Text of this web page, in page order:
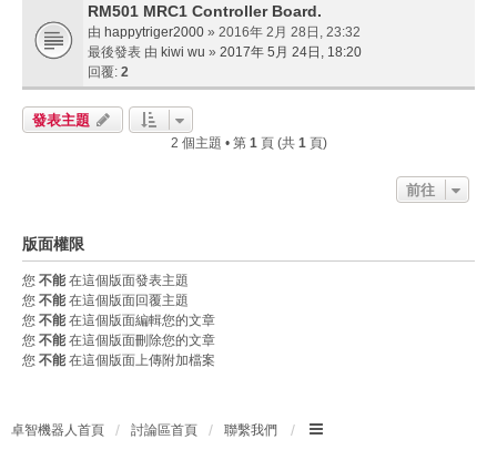
RM501 MRC1 Controller Board.
由 happytriger2000 » 2016年 2月 28日, 23:32
最後發表 由 kiwi wu » 2017年 5月 24日, 18:20
回覆: 2
發表主題
2 個主題 • 第 1頁 (共 1頁)
前往
版面權限
您 不能在這個版面發表主題
您 不能在這個版面回覆主題
您 不能在這個版面編輯您的文章
您 不能在這個版面刪除您的文章
您 不能在這個版面上傳附加檔案
卓智機器人首頁 討論區首頁 聯繫我們